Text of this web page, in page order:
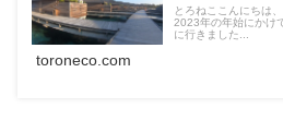
とろねここんにちは
2023年の年始にかけ
に行きました...
toroneco.com